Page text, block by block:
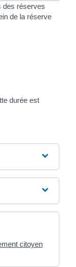
des réserves
de la réserve
durée est
citoyen